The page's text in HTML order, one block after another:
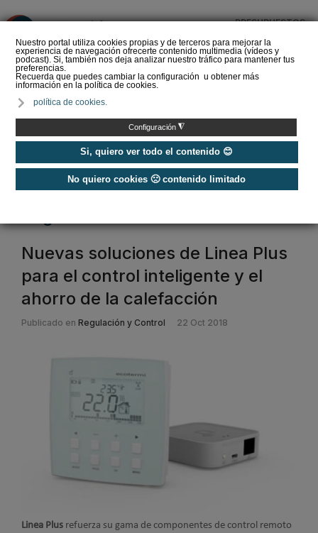
Nuestro portal utiliza cookies propias y de terceros para mejorar la
experiencia de navegación ofrecerte contenido multimedia (vídeos y
podcast). Si, también nos deja analizar nuestro tráfico para mantener tus
preferencias.
Recuerda que puedes cambiar la configuración u obtener más
información en la política de cookies.
política de cookies.
Configuración ◮
Si, quiero ver todo el contenido 😊
No quiero cookies 🙁 contenido limitado
PRESUPUESTOS
del Amperio (Episodio 3)
Etiquetas / regulación
Nuevas soluciones de Linea Plus
para el control inteligente y el
ahorro de la calefacción
Publicado en Regulación y Control 22 Oct 2018
Linea Plus refuerza su gama de componentes de control remoto